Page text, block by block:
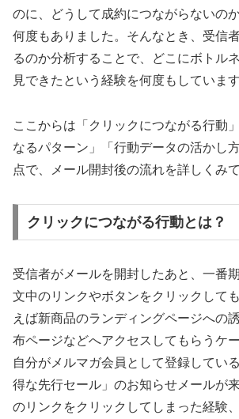
のに、どうして成約につながらないの
何度もありました。そんなとき、受信
るのか分析することで、どこにボトル
見できたという経験を何度もしています
ここからは「クリックにつながる行動
なるパターン」「行動データの活かし
点で、メール開封後の流れを詳しくみ
クリックにつながる行動とは？
受信者がメールを開封したあと、一番
文中のリンクやボタンをクリックして
えば新商品のランディングページへの
布ページなどへアクセスしてもらうケ
自分がメルマガ会員として登録してい
得な先行セール」のお知らせメールが
のリンクをクリックしてしまった経験